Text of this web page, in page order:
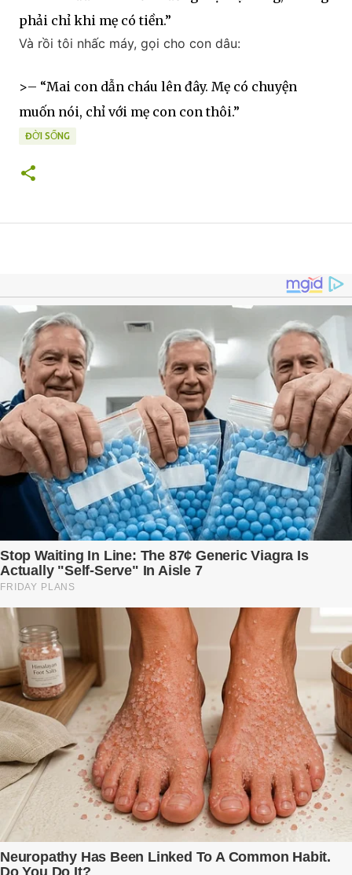
phải chỉ khi mẹ có tiền.”
Và rồi tôi nhấc máy, gọi cho con dâu:
>– “Mai con dẫn cháu lên đây. Mẹ có chuyện
muốn nói, chỉ với mẹ con con thôi.”
ĐỜI SỐNG